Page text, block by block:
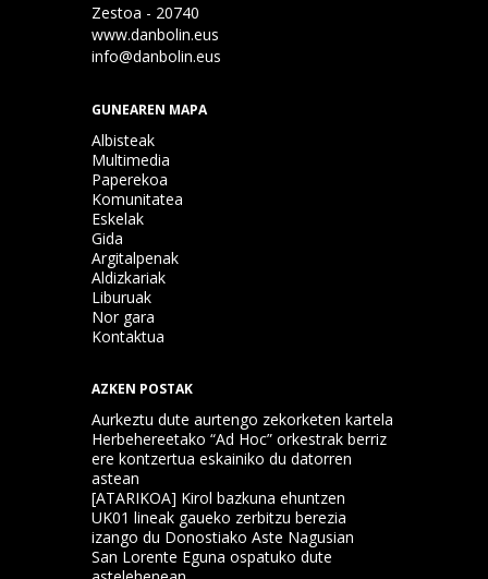
Zestoa - 20740
www.danbolin.eus
info@danbolin.eus
GUNEAREN MAPA
Albisteak
Multimedia
Paperekoa
Komunitatea
Eskelak
Gida
Argitalpenak
Aldizkariak
Liburuak
Nor gara
Kontaktua
AZKEN POSTAK
Aurkeztu dute aurtengo zekorketen kartela
Herbehereetako “Ad Hoc” orkestrak berriz
ere kontzertua eskainiko du datorren
astean
[ATARIKOA] Kirol bazkuna ehuntzen
UK01 lineak gaueko zerbitzu berezia
izango du Donostiako Aste Nagusian
San Lorente Eguna ospatuko dute